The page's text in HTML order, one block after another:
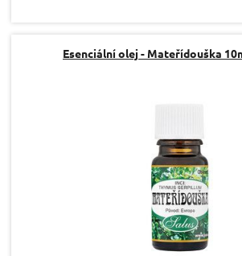
Esenciální olej - Mateřídouška